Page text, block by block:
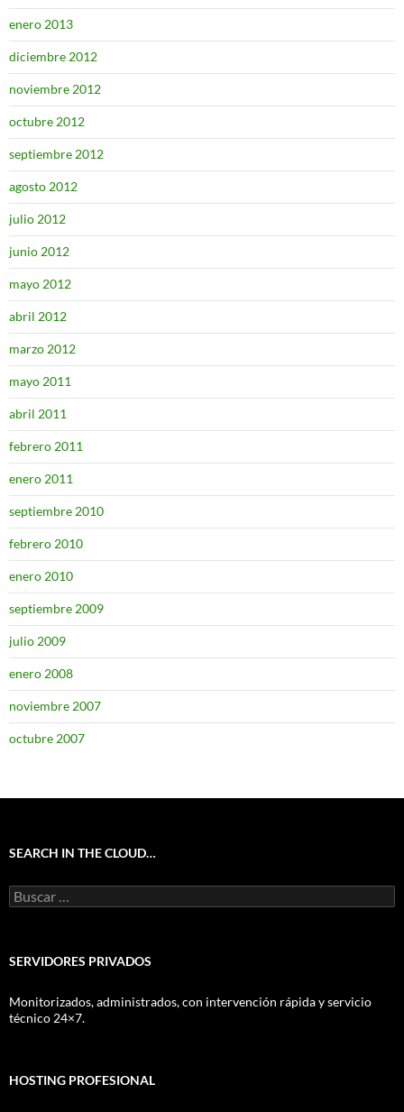
enero 2013
diciembre 2012
noviembre 2012
octubre 2012
septiembre 2012
agosto 2012
julio 2012
junio 2012
mayo 2012
abril 2012
marzo 2012
mayo 2011
abril 2011
febrero 2011
enero 2011
septiembre 2010
febrero 2010
enero 2010
septiembre 2009
julio 2009
enero 2008
noviembre 2007
octubre 2007
SEARCH IN THE CLOUD…
Buscar:
SERVIDORES PRIVADOS
Monitorizados, administrados, con intervención rápida y servicio
técnico 24×7.
HOSTING PROFESIONAL